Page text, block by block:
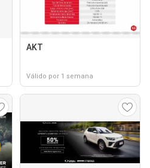
AKT
Válido por 1 semana